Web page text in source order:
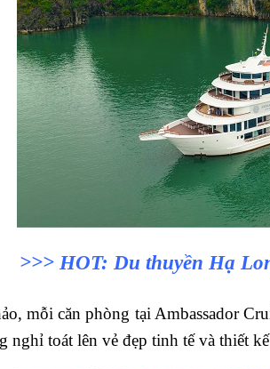
>>> HOT: Du thuyền Hạ
mỗi căn phòng tại Ambassador
toát lên vẻ đẹp tinh tế và thiết